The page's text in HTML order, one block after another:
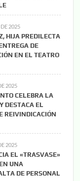
2025
HIJA PREDILECTA
DE
EN EL TEATRO
2025
CELEBRA LA
DESTACA EL
REIVINDICACIÓN
2025
EL «TRASVASE»
UNA
DE PERSONAL